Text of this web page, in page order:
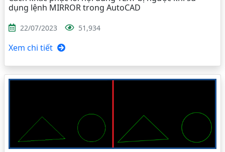
dụng lệnh MIRROR trong AutoCAD
22/07/2023 51,934
Xem chi tiết